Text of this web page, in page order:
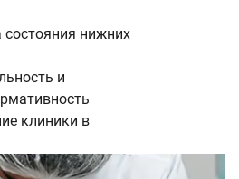
нижних
и
клиники в